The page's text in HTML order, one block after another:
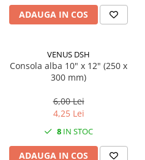
ADAUGA IN COS
VENUS DSH
Consola alba 10" x 12" (250 x
300 mm)
6,00 Lei
4,25 Lei
8 IN STOC
ADAUGA IN COS